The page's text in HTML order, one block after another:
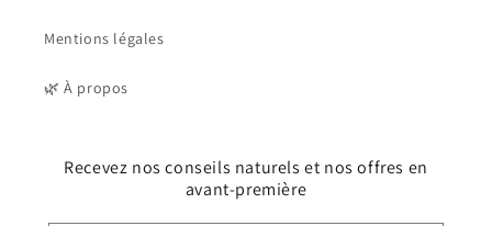
Mentions légales
🌿 À propos
Recevez nos conseils naturels et nos offres en
avant-première